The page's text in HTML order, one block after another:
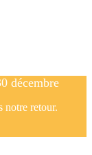
décembre
notre retour.